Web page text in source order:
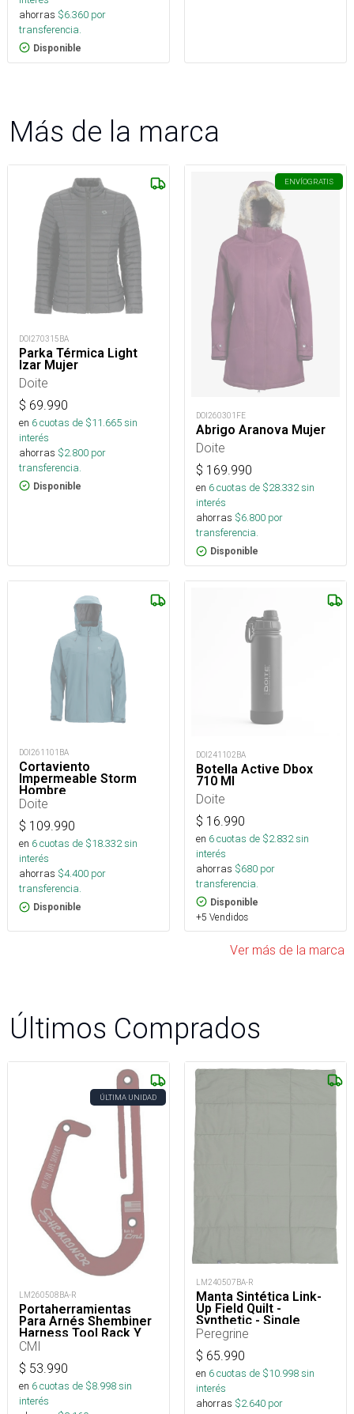
ahorras $6.360 por
transferencia.
Disponible
Más de la marca
DOI270315BA
Parka Térmica Light
Izar Mujer
Doite
$ 69.990
en 6cuotas de $11.665sin
interés
ahorras $2.800 por
transferencia.
Disponible
ENVÍOGRATIS
DOI260301FE
Abrigo Aranova Mujer
Doite
$ 169.990
en 6cuotas de $28.332sin
interés
ahorras $6.800 por
transferencia.
Disponible
DOI261101BA
Cortaviento
Impermeable Storm
Hombre
Doite
$ 109.990
en 6cuotas de $18.332sin
interés
ahorras $4.400 por
transferencia.
Disponible
DOI241102BA
Botella Active Dbox
710 Ml
Doite
$ 16.990
en 6cuotas de $2.832sin
interés
ahorras $680 por
transferencia.
Disponible
+5 Vendidos
Ver más de la marca
Últimos Comprados
ÚLTIMA UNIDAD
LM260508BA-R
Portaherramientas
Para Arnés Shembiner
Harness Tool Rack Y
Arborismo
CMI
$ 53.990
en 6cuotas de $8.998sin
interés
LM240507BA-R
Manta Sintética Link-
Up Field Quilt -
Synthetic - Single
Peregrine
$ 65.990
en 6cuotas de $10.998sin
interés
ahorras $2.640 por